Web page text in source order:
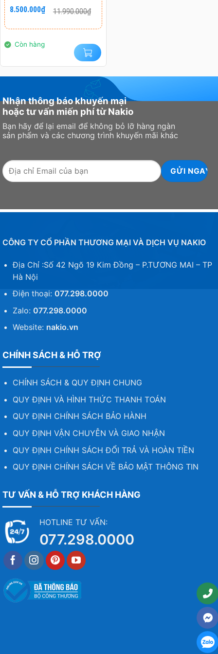
3200 / 3XNVME, SATA/
2X HDMI 2.1/2X DP
1.4A ) BẢO HÀNH
CHÍNH HÃNG 36
THÁNG
11.990.000₫
gốc
11.990.000₫.
8.500.000₫
hiện
là:
Còn hàng
Nhận thông báo khuyến mại
hoặc tư vấn miến phí từ Nakio
Bạn hãy để lại email để không bỏ lỡ hàng ngàn
sản phẩm và các chương trình khuyến mãi khác
CÔNG TY CỔ PHẦN THƯƠNG MẠI VÀ DỊCH VỤ NAKIO
Địa Chỉ :Số 42 Ngõ 19 Kim Đồng – P.TƯƠNG MAI – TP
Hà Nội
Điện thoại: 077.298.0000
Zalo: 077.298.0000
Website: nakio.vn
CHÍNH SÁCH & HỖ TRỢ
CHÍNH SÁCH & QUY ĐỊNH CHUNG
QUY ĐỊNH VÀ HÌNH THỨC THANH TOÁN
QUY ĐỊNH CHÍNH SÁCH BẢO HÀNH
QUY ĐỊNH VẬN CHUYỄN VÀ GIAO NHẬN
QUY ĐỊNH CHÍNH SÁCH ĐỔI TRẢ VÀ HOÀN TIỀN
QUY ĐỊNH CHÍNH SÁCH VỀ BẢO MẬT THÔNG TIN
TƯ VẤN & HỖ TRỢ KHÁCH HÀNG
HOTLINE TƯ VẤN:
077.298.0000